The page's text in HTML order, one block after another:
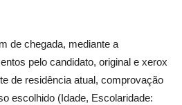
de chegada, mediante a
pelo candidato, original e xerox
de residência atual, comprovação
escolhido (Idade, Escolaridade: